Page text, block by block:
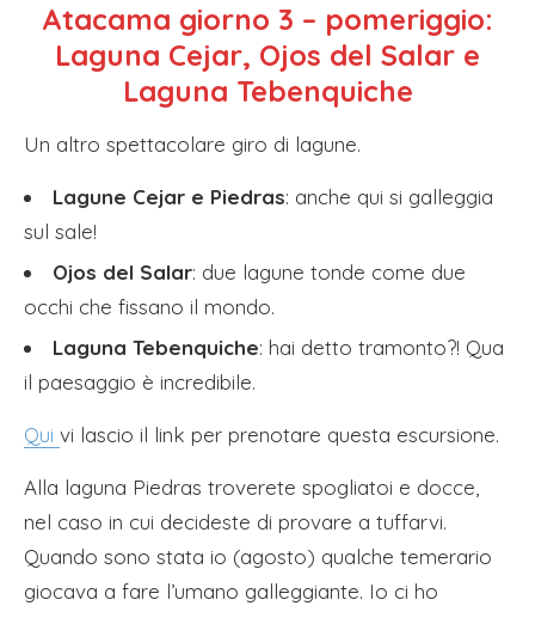
Atacama giorno 3 – pomeriggio:
Laguna Cejar, Ojos del Salar e
Laguna Tebenquiche
Un altro spettacolare giro di lagune.
Lagune Cejar e Piedras: anche qui si galleggia
sul sale!
Ojos del Salar: due lagune tonde come due
occhi che fissano il mondo.
Laguna Tebenquiche: hai detto tramonto?! Qua
il paesaggio è incredibile.
Qui vi lascio il link per prenotare questa escursione.
Alla laguna Piedras troverete spogliatoi e docce,
nel caso in cui decideste di provare a tuffarvi.
Quando sono stata io (agosto) qualche temerario
giocava a fare l’umano galleggiante. Io ci ho